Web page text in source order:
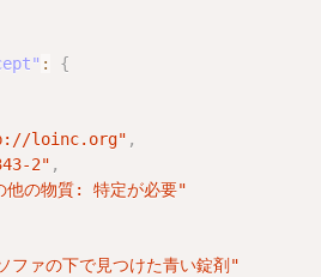
:
{
loinc.org" ,
2" ,
他の物質: 特定が必要"
ァの下で見つけた青い錠剤"